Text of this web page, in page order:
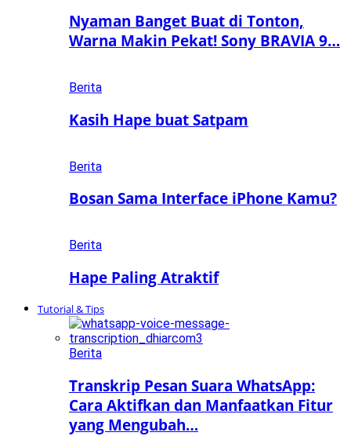
Nyaman Banget Buat di Tonton,
Warna Makin Pekat! Sony BRAVIA 9…
Berita
Kasih Hape buat Satpam
Berita
Bosan Sama Interface iPhone Kamu?
Berita
Hape Paling Atraktif
Tutorial & Tips
Berita
Transkrip Pesan Suara WhatsApp:
Cara Aktifkan dan Manfaatkan Fitur
yang Mengubah…